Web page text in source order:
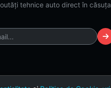
tehnice auto direct în căsuța